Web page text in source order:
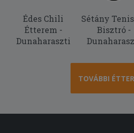
fele pedig langyos meleg.
paradicsomos tésztát
sok arra hasonlító íze
képest meg ba kellett
futár pénzt váltson,mert
elfogyott a váltópénze.
pozitívum a
Édes Chili
Étterem -
Dunaharaszti
Sétány
Bisztró -
TOVÁBBI